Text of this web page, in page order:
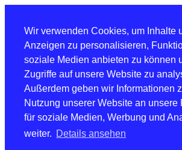
Wir verwenden Cookies, um Inhalte
Anzeigen zu personalisieren,
soziale Medien anbieten zu können
Zugriffe auf unsere Website zu
Außerdem geben wir Informationen
Nutzung unserer Website an unsere
für soziale Medien, Werbung und
weiter. Details ansehen